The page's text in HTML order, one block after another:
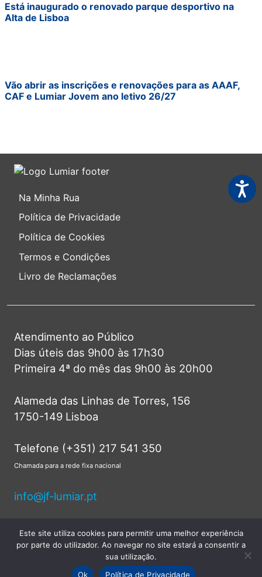
Está inaugurado o renovado parque desportivo na
Alta de Lisboa
Vão abrir as inscrições e renovações para as AAAF,
CAF e Lumiar Jovem ano letivo 26/27
Na Minha Rua
Política de Privacidade
Política de Cookies
Termos e Condições
Livro de Reclamações
Atendimento ao Público
Dias úteis das 9h00 às 17h30
Primeira 4ª do mês das 9h00 às 20h00
Alameda das Linhas de Torres, 156
1750-149 Lisboa
Telefone (+351) 217 541 350
Chamada para a rede fixa nacional
info@jf-lumiar.pt
© 2026 Junta de Freguesia do Lumiar -
Todos os direitos reservados.
Este site utiliza cookies para permitir uma melhor experiência
por parte do utilizador. Ao navegar no site estará a consentir a
sua utilização.
Ok
Política de Privacidade